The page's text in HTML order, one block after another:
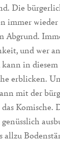
Die
immer
Abgrund.
und wer
kann in
erblicken.
mit der
Komische.
allzu